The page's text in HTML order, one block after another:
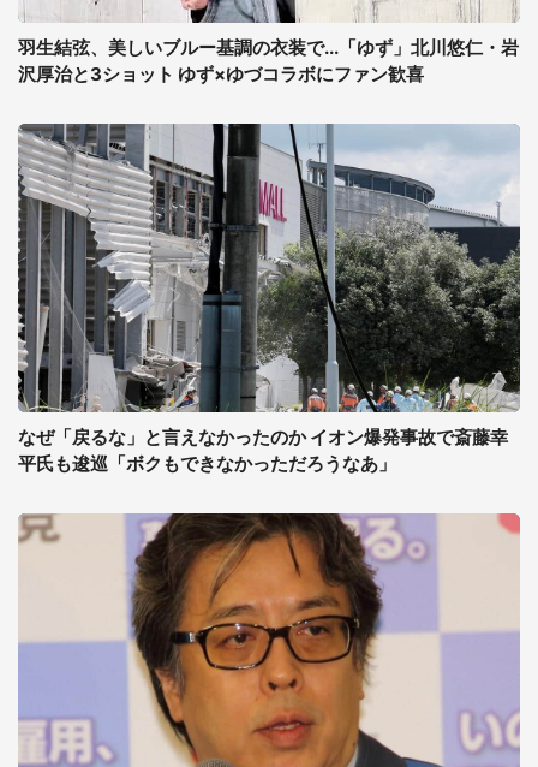
羽生結弦、美しいブルー基調の衣装で...「ゆず」北川悠仁・岩
沢厚治と3ショット ゆず×ゆづコラボにファン歓喜
なぜ「戻るな」と言えなかったのか イオン爆発事故で斎藤幸
平氏も逡巡「ボクもできなかっただろうなあ」